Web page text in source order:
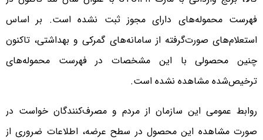
فهرست محموله‌های دارای مجوز ثبت نشده است. بر اساس
استعلام‌های صورت‌گرفته از سامانه‌های گمرکی و بهداشتی، تاکنون
چنین محصولی با این مشخصات در فهرست محموله‌های
ترخیص‌شده مشاهده نشده است.
روابط عمومی این سازمان از مردم و مصرف‌کنندگان خواست در
صورت مشاهده این محصول در سطح عرضه، اطلاعات ضروری از